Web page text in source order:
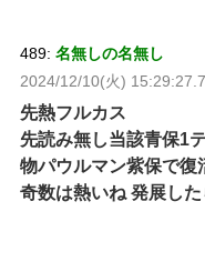
489: 名無しの名無し
2024/12/10(火)
先熱フルカス
先読み無し当該青保1
物パウルマン紫保で
奇数は熱いね 発展し